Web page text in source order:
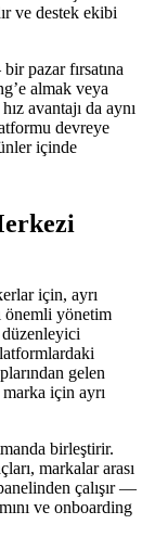
ve destek ekibi
pazar fırsatına
almak veya
avantajı da aynı
devreye
içinde
için, ayrı
önemli yönetim
gelen
için ayrı
birleştirir.
markalar arası
çalışır —
ve onboarding